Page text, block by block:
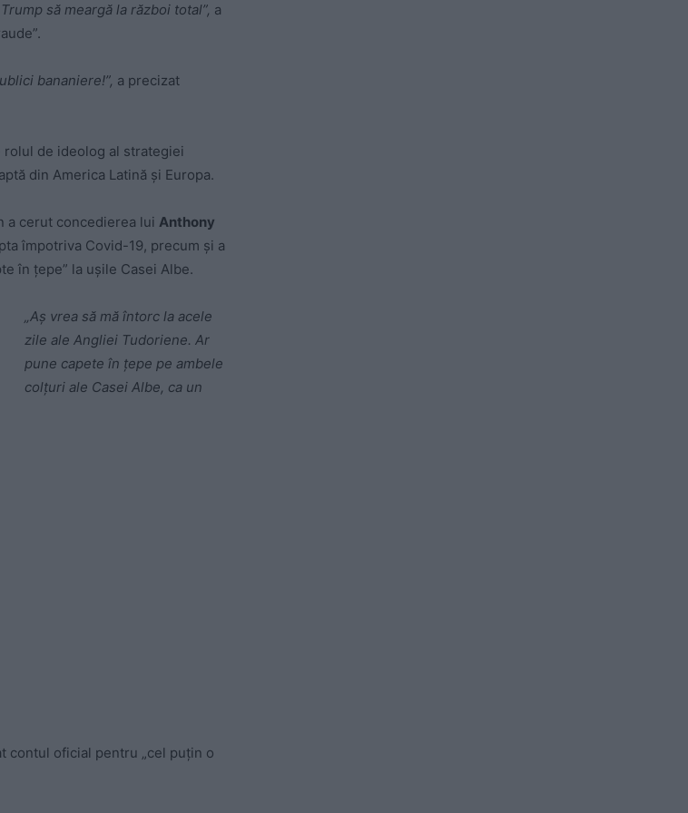
să meargă la război total”, a
bananiere!”, a precizat
rolul de ideolog al strategiei
din America Latină și Europa.
a cerut concedierea lui Anthony
împotriva Covid-19, precum și a
în țepe” la ușile Casei Albe.
„Aș vrea să mă întorc la acele
zile ale Angliei Tudoriene. Ar
pune capete în ţepe pe ambele
colțuri ale Casei Albe, ca un
contul oficial pentru „cel puțin o